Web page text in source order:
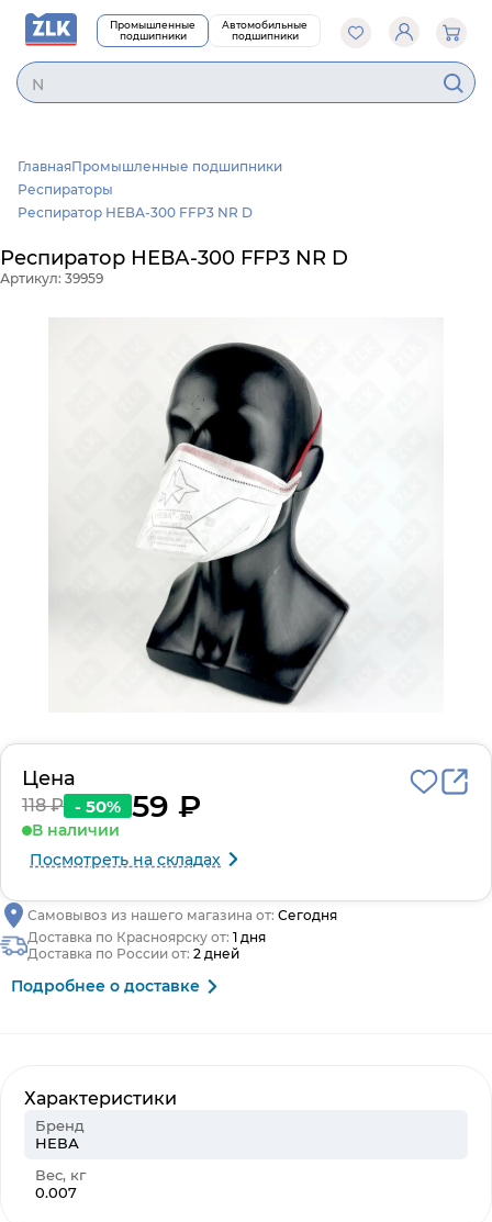
Промышленные
подшипники
Автомобильные
подшипники
N3
ГлавнаяПромышленные подшипники
Респираторы
Респиратор НЕВА-300 FFP3 NR D
Респиратор НЕВА-300 FFP3 NR D
Артикул: 39959
Характеристики
Бренд
НЕВА
Вес, кг
0.007
Цена
118 ₽ - 50% 59 ₽
В наличии
Посмотреть на складах
Самовывоз из нашего магазина от: Сегодня
Доставка по Красноярску от: 1 дня
Доставка по России от: 2 дней
Подробнее о доставке